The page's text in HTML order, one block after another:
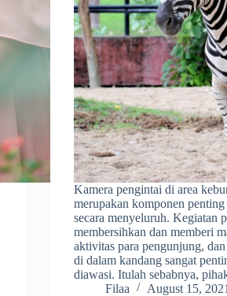
Kamera pengintai di area
merupakan komponen
secara menyeluruh. Kegiatan
membersihkan dan memberi
aktivitas para pengunjung,
di dalam kandang sangat
diawasi. Itulah sebabnya,
Filaa
August 15, 2021